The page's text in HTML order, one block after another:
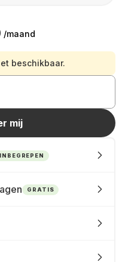
/maand
beschikbaar.
mij
INBEGREPEN
GRATIS